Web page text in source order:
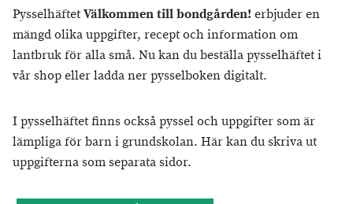
PysselhäftetVälkommen till bondgården! erbjuder en
mängd olika uppgifter, recept och information om
lantbruk för alla små. Nu kan du beställa pysselhäftet i
vår shop eller ladda ner pysselboken digitalt.
I pysselhäftet finns också pyssel och uppgifter som är
lämpliga för barn i grundskolan. Här kan du skriva ut
uppgifterna som separata sidor.